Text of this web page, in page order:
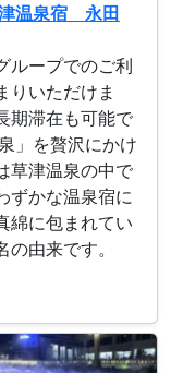
温泉宿 永田
ループでのご利
りいただけま
期滞在も可能で
」を贅沢にかけ
草津温泉の中で
ずかな温泉宿に
綿に包まれてい
由来です。